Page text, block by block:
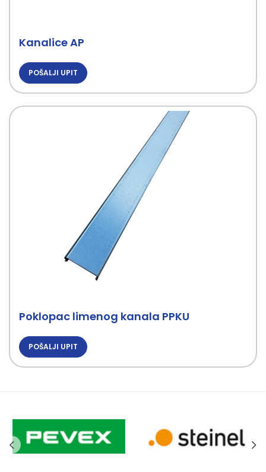
Kanalice AP
POŠALJI UPIT
Poklopac limenog kanala PPKU
POŠALJI UPIT